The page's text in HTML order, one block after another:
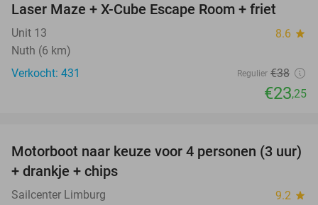
39%
Laser Maze + X-Cube Escape Room + friet
Unit 13 8.6 star
Nuth (6 km)
Verkocht: 431
Regulier €38
€23,25
31%
Motorboot naar keuze voor 4 personen (3 uur)
+ drankje + chips
Sailcenter Limburg 9.2 star